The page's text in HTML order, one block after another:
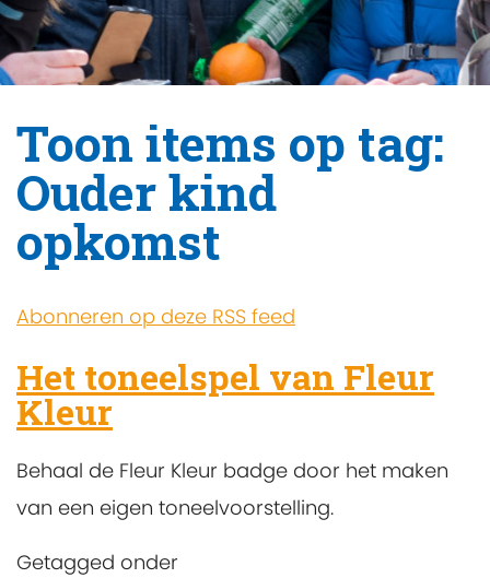
Toon items op tag:
Ouder kind
opkomst
Abonneren op deze RSS feed
Het toneelspel van Fleur
Kleur
Behaal de Fleur Kleur badge door het maken
van een eigen toneelvoorstelling.
Getagged onder